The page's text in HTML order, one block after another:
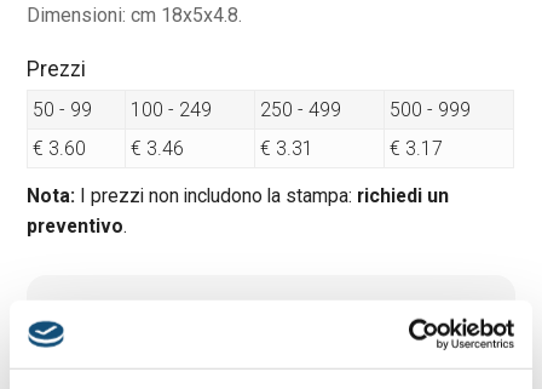
Dimensioni: cm 18x5x4.8.
Prezzi
50 - 99 100 - 249 250 - 499
500 - 999
€ 3.60
€ 3.46 € 3.31 € 3.17
Nota: I prezzi non includono la stampa: richiedi un
preventivo.
Tempi di consegna standard:
10 gg lavorativi
Materiale:Feltro